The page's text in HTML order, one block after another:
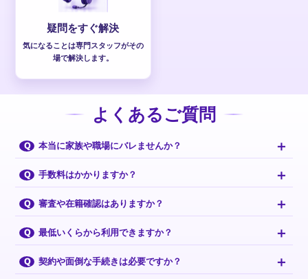
疑問をすぐ解決
気になることは専門スタッフがその
場で解決します。
よくあるご質問
Q 本当に家族や職場にバレませんか？ ＋
Q 手数料はかかりますか？ ＋
Q 審査や在籍確認はありますか？ ＋
Q 最低いくらから利用できますか？ ＋
Q 契約や面倒な手続きは必要ですか？ ＋